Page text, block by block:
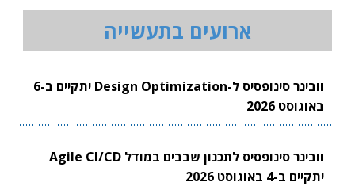
ארועים בתעשייה
וובינר סינופסיס ל-Design Optimization יתקיים ב-6
באוגוסט 2026
וובינר סינופסיס לתכנון שבבים במודל Agile CI/CD
יתקיים ב-4 באוגוסט 2026